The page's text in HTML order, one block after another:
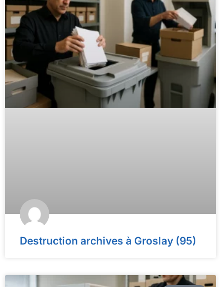
Destruction archives à Groslay (95)